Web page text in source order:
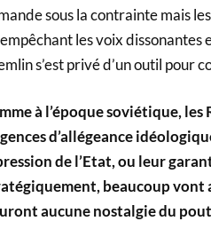
sous la contrainte mais
les voix
s’est privé d’un outil pour
à l’époque soviétique,
d’allégeance
de l’Etat, ou leur
beaucoup vont
aucune nostalgie du